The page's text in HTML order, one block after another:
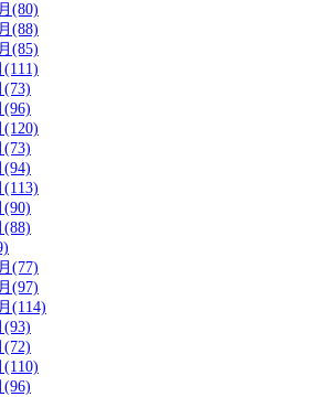
(80)
(88)
(85)
(111)
(73)
(96)
(120)
(73)
(94)
(113)
(90)
(88)
(77)
(97)
(114)
(93)
(72)
(110)
(96)